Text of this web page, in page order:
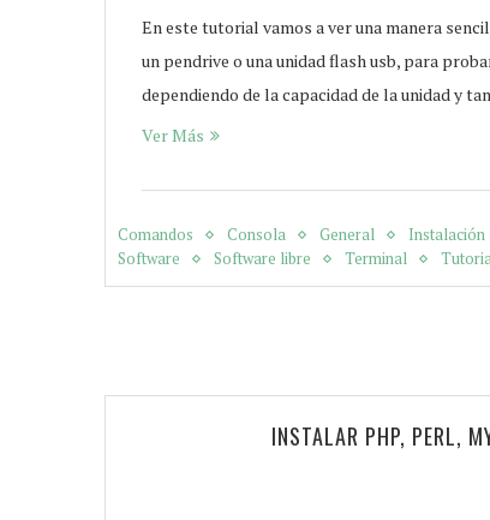
En este tutorial vamos a ver una manera
un pendrive o una unidad flash usb, para
dependiendo de la capacidad de la unidad y
Ver Más
Comandos Consola General Instalación
Software
Software libre Terminal
INSTALAR PHP, PERL,